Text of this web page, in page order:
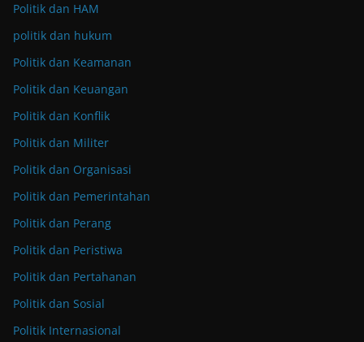
Politik dan HAM
politik dan hukum
Politik dan Keamanan
Politik dan Keuangan
Politik dan Konflik
Politik dan Militer
Politik dan Organisasi
Politik dan Pemerintahan
Politik dan Perang
Politik dan Peristiwa
Politik dan Pertahanan
Politik dan Sosial
Politik Internasional